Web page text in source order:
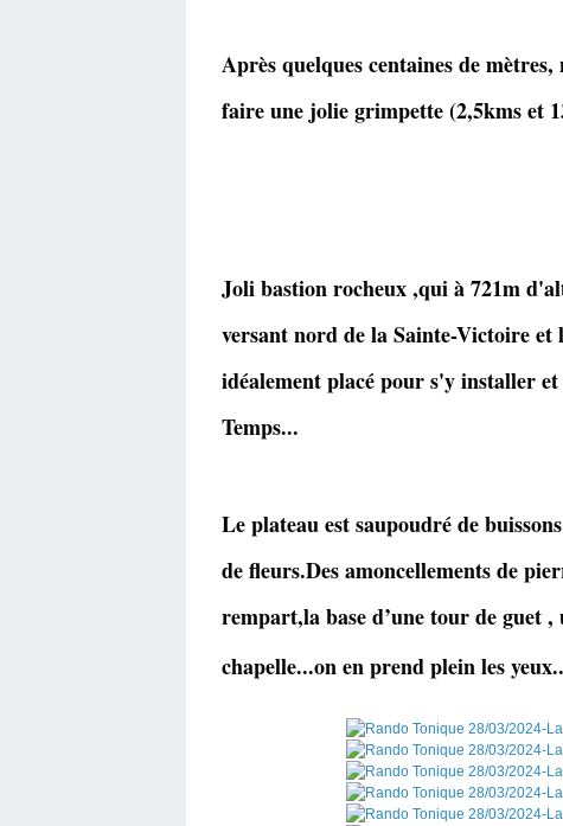
Après quelques centaines de
faire une jolie grimpette (2,5kms et
Joli bastion rocheux ,qui à 721m
versant nord de la Sainte-Victoire et
idéalement placé pour s'y installer
Temps...
Le plateau est saupoudré de
de fleurs.Des amoncellements de
rempart,la base d’une tour de guet
chapelle...on en prend plein les